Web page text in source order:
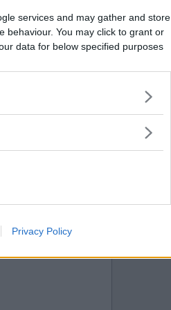
services and may gather and store
behaviour. You may click to grant or
data for below specified purposes
Privacy Policy
Vill du bli
medlem?